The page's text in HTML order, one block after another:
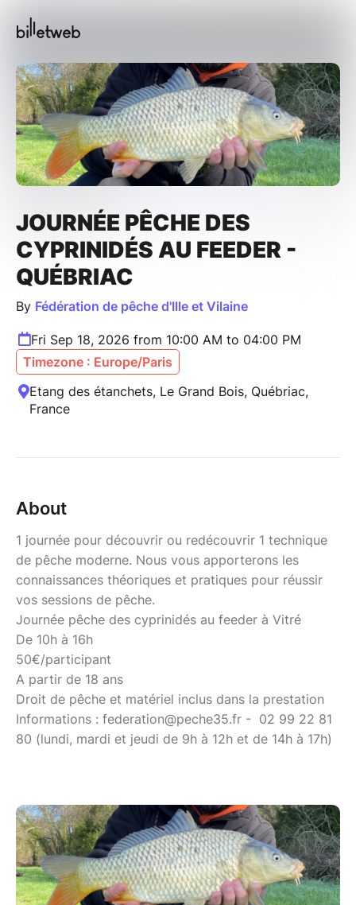
JOURNÉE PÊCHE DES
CYPRINIDÉS AU FEEDER -
QUÉBRIAC
By Fédération de pêche d'Ille et Vilaine
Fri Sep 18, 2026 from 10:00 AM to 04:00 PM
Timezone : Europe/Paris
Etang des étanchets, Le Grand Bois, Québriac,
France
About
1 journée pour découvrir ou redécouvrir 1 technique
de pêche moderne. Nous vous apporterons les
connaissances théoriques et pratiques pour réussir
vos sessions de pêche.
Journée pêche des cyprinidés au feeder à Vitré
De 10h à 16h
50€/participant
A partir de 18 ans
Droit de pêche et matériel inclus dans la prestation
Informations : federation@peche35.fr - 02 99 22 81
80 (lundi, mardi et jeudi de 9h à 12h et de 14h à 17h)